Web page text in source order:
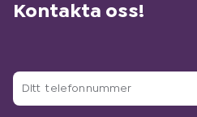
Kontakta oss!
Ditt